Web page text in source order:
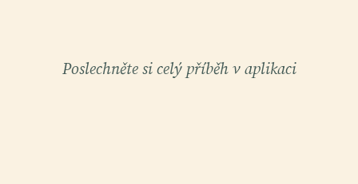
Poslechněte si celý příběh v aplikaci